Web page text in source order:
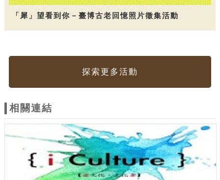
「犀」望看到你－臺博古老回憶照片徵集活動
探索更多活動
相關連結